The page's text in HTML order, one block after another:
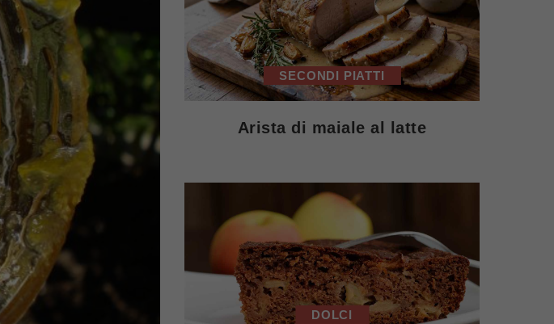
SECONDI PIATTI
Arista di maiale al latte
DOLCI